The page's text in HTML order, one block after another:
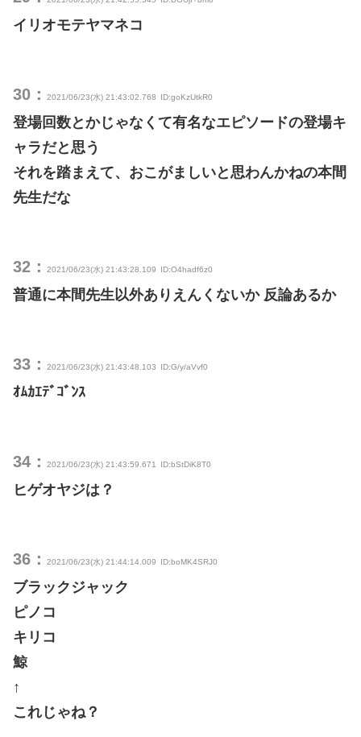
イリオモテヤマネコ
30： 2021/06/23(水) 21:43:02.768 ID:goKzUtkR0
登場回数とかじゃなくて有名なエピソードの登場キ
ャラだと思う
それを踏まえて、おこがましいと思わんかねの本間
先生だな
32： 2021/06/23(水) 21:43:28.109 ID:O4hadf6z0
普通に本間先生以外ありえんくないか 反論あるか
33： 2021/06/23(水) 21:43:48.103 ID:G/y/aVvf0
ｵﾑｶｴﾃﾞｺﾞﾝｽ
34： 2021/06/23(水) 21:43:59.671 ID:bStDiK8T0
ヒゲオヤジは？
36： 2021/06/23(水) 21:44:14.009 ID:boMK4SRJ0
ブラックジャック
ピノコ
キリコ
鯨
↑
これじゃね？